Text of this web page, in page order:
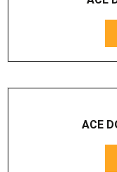
ACE